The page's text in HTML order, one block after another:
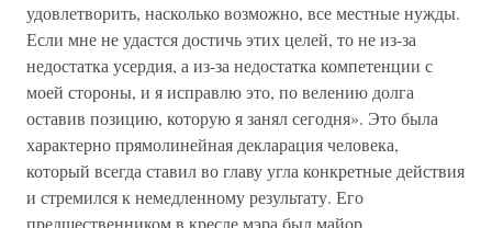
удовлетворить, насколько возможно, все местные нужды.
Если мне не удастся достичь этих целей, то не из-за
недостатка усердия, а из-за недостатка компетенции с
моей стороны, и я исправлю это, по велению долга
оставив позицию, которую я занял сегодня». Это была
характерно прямолинейная декларация человека,
который всегда ставил во главу угла конкретные действия
и стремился к немедленному результату. Его
предшественником в кресле мэра был майор